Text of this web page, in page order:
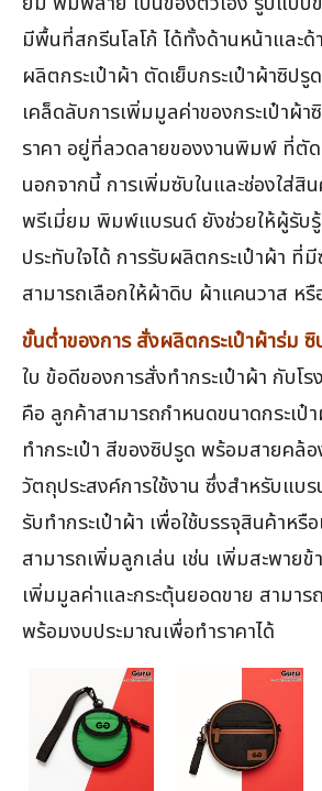
มีพื้นที่สกรีนโลโก้ ได้ทั้งด้านหน้าและด้
ผลิตกระเป๋าผ้า ตัดเย็บกระเป๋าผ้าซิป
เคล็ดลับการเพิ่มมูลค่าของกระเป๋าผ้
ราคา อยู่ที่ลวดลายของงานพิมพ์ ที่ตัด
นอกจากนี้ การเพิ่มซับในและช่องใส่สิน
พรีเมี่ยม พิมพ์แบรนด์ ยังช่วยให้ผู้รับ
ประทับใจได้ การรับผลิตกระเป๋าผ้า ที่
สามารถเลือกให้ผ้าดิบ ผ้าแคนวาส ห
ขั้นต่ำของการ สั่งผลิตกระเป๋าผ้าร่ม
ใบ ข้อดีของการสั่งทำกระเป๋าผ้า กับโ
คือ ลูกค้าสามารถกำหนดขนาดกระเป๋
ทำกระเป๋า สีของซิปรูด พร้อมสายคล้
วัตถุประสงค์การใช้งาน ซึ่งสำหรับแบ
รับทำกระเป๋าผ้า เพื่อใช้บรรจุสินค้าห
สามารถเพิ่มลูกเล่น เช่น เพิ่มสะพายข้
เพิ่มมูลค่าและกระตุ้นยอดขาย สามาร
พร้อมงบประมาณเพื่อทำราคาได้